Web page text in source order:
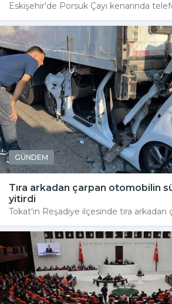
Eskişehir'de Porsuk Çayı kenarında
GÜNDEM
Tıra arkadan çarpan otomobilin
yitirdi
Tokat'ın Reşadiye ilçesinde tıra arkadan